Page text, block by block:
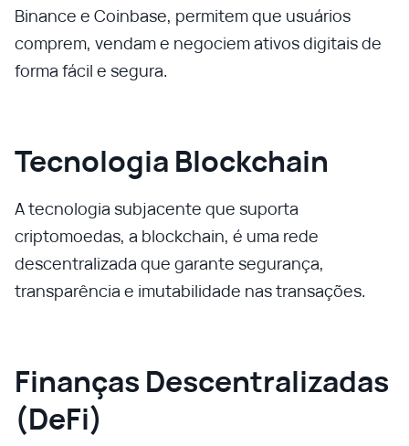
Binance e Coinbase, permitem que usuários
comprem, vendam e negociem ativos digitais de
forma fácil e segura.
Tecnologia Blockchain
A tecnologia subjacente que suporta
criptomoedas, a blockchain, é uma rede
descentralizada que garante segurança,
transparência e imutabilidade nas transações.
Finanças Descentralizadas
(DeFi)